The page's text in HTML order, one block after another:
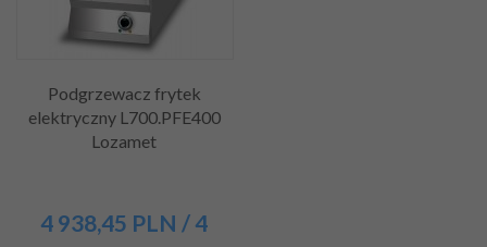
Podgrzewacz frytek
elektryczny L700.PFE400
Lozamet
4 938,45 PLN / 4